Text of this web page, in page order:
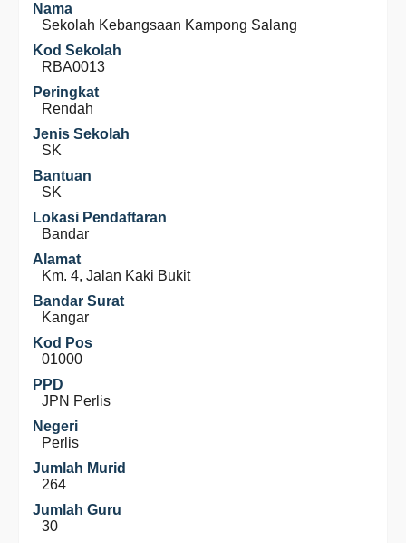
Nama
Sekolah Kebangsaan Kampong Salang
Kod Sekolah
RBA0013
Peringkat
Rendah
Jenis Sekolah
SK
Bantuan
SK
Lokasi Pendaftaran
Bandar
Alamat
Km. 4, Jalan Kaki Bukit
Bandar Surat
Kangar
Kod Pos
01000
PPD
JPN Perlis
Negeri
Perlis
Jumlah Murid
264
Jumlah Guru
30